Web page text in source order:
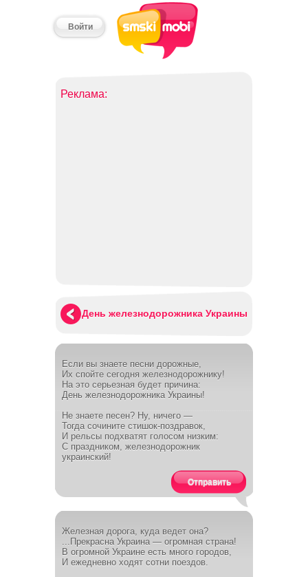
Войти
Реклама:
День железнодорожника Украины
Если вы знаете песни дорожные,
Их спойте сегодня железнодорожнику!
На это серьезная будет причина:
День железнодорожника Украины!
Не знаете песен? Ну, ничего —
Тогда сочините стишок-поздравок,
И рельсы подхватят голосом низким:
С праздником, железнодорожник
украинский!
Отправить
Железная дорога, куда ведет она?
...Прекрасна Украина — огромная страна!
В огромной Украине есть много городов,
И ежедневно ходят сотни поездов.